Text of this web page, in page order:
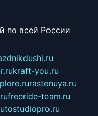
по всей России
kraft-you.ru
rastenuya.ru
freeride-team.ru